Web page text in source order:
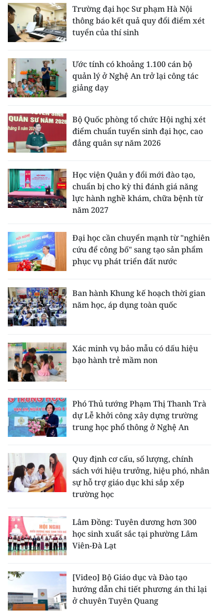
Trường đại học Sư phạm Hà Nội
thông báo kết quả quy đổi điểm xét
tuyển của thí sinh
Ước tính có khoảng 1.100 cán bộ
quản lý ở Nghệ An trở lại công tác
giảng dạy
Bộ Quốc phòng tổ chức Hội nghị xét
điểm chuẩn tuyển sinh đại học, cao
đẳng quân sự năm 2026
Học viện Quân y đổi mới đào tạo,
chuẩn bị cho kỳ thi đánh giá năng
lực hành nghề khám, chữa bệnh từ
năm 2027
Đại học cần chuyển mạnh từ "nghiên
cứu để công bố" sang tạo sản phẩm
phục vụ phát triển đất nước
Ban hành Khung kế hoạch thời gian
năm học, áp dụng toàn quốc
Xác minh vụ bảo mẫu có dấu hiệu
bạo hành trẻ mầm non
Phó Thủ tướng Phạm Thị Thanh Trà
dự Lễ khởi công xây dựng trường
trung học phổ thông ở Nghệ An
Quy định cơ cấu, số lượng, chính
sách với hiệu trưởng, hiệu phó, nhân
sự hỗ trợ giáo dục khi sắp xếp
trường học
Lâm Đồng: Tuyên dương hơn 300
học sinh xuất sắc tại phường Lâm
Viên-Đà Lạt
[Video] Bộ Giáo dục và Đào tạo
hướng dẫn chi tiết phương án thi lại
ở chuyên Tuyên Quang